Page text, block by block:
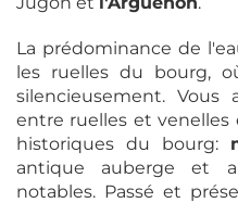
La prédominance de
les ruelles du bourg,
silencieusement. Vous
entre ruelles et venelles
historiques du bourg:
antique auberge et
notables. Passé et